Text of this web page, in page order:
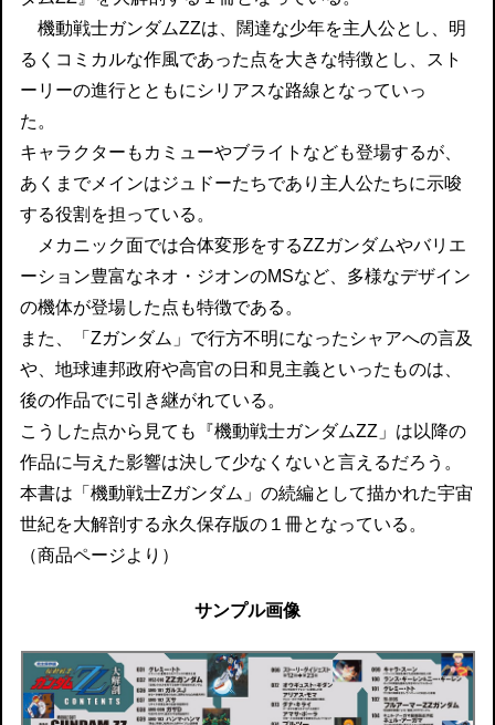
機動戦士ガンダムΖΖは、闊達な少年を主人公とし、明
るくコミカルな作風であった点を大きな特徴とし、スト
ーリーの進行とともにシリアスな路線となっていっ
た。
キャラクターもカミューやブライトなども登場するが、
あくまでメインはジュドーたちであり主人公たちに示唆
する役割を担っている。
メカニック面では合体変形をするΖΖガンダムやバリエ
ーション豊富なネオ・ジオンのMSなど、多様なデザイン
の機体が登場した点も特徴である。
また、「Ζガンダム」で行方不明になったシャアへの言及
や、地球連邦政府や高官の日和見主義といったものは、
後の作品でに引き継がれている。
こうした点から見ても『機動戦士ガンダムΖΖ」は以降の
作品に与えた影響は決して少なくないと言えるだろう。
本書は「機動戦士Ζガンダム」の続編として描かれた宇宙
世紀を大解剖する永久保存版の１冊となっている。
（商品ページより）
サンプル画像